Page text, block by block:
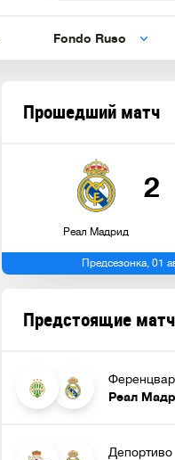
Fondo Ruso
Прошедший матч
Реал Мадрид
2
Предсезонка, 01
Предстоящие
Реал
Депортиво